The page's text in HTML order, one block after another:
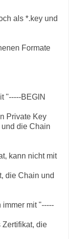
als *.key und
Formate
"-----BEGIN
Private Key
die Chain
kann nicht mit
die Chain und
immer mit "-----
Zertifikat, die